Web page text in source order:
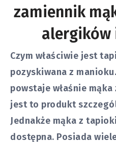
zamiennik
alergików
Czym właściwie jest
pozyskiwana z
powstaje właśnie
jest to produkt
Jednakże mąka z
dostępna. Posiada